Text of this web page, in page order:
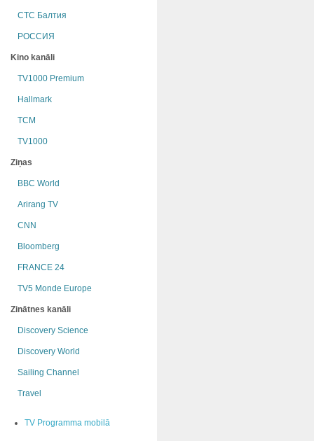
СТС Балтия
РОССИЯ
Kino kanāli
TV1000 Premium
Hallmark
TCM
TV1000
Ziņas
BBC World
Arirang TV
CNN
Bloomberg
FRANCE 24
TV5 Monde Europe
Zinātnes kanāli
Discovery Science
Discovery World
Sailing Channel
Travel
TV Programma mobilā